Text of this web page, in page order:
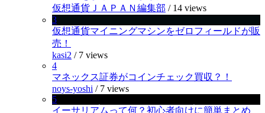
仮想通貨ＪＡＰＡＮ編集部 / 14 views
3
仮想通貨マイニングマシンをゼロフィールドが販
売！
kasi2 / 7 views
4
マネックス証券がコインチェック買収？！
noys-yoshi / 7 views
5
イーサリアムって何？初心者向けに簡単まとめ